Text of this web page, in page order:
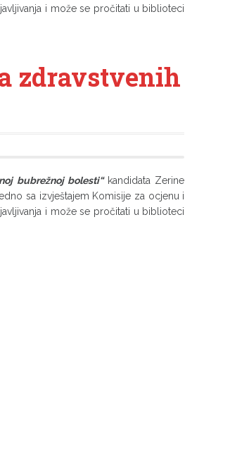
i može se pročitati u biblioteci
zdravstvenih
bubrežnoj bolesti“kandidata Zerine
sa izvještajem Komisije za ocjenu i
i može se pročitati u biblioteci